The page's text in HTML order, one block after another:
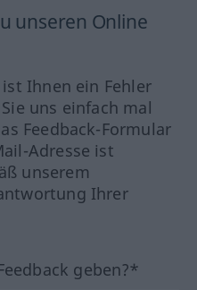
unseren Online
Ihnen ein Fehler
uns einfach mal
Feedback-Formular
Adresse ist
unserem
Ihrer
geben?*